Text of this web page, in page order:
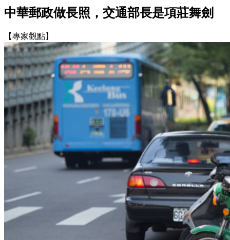
中華郵政做長照，交通部長是項莊舞劍
【專家觀點】